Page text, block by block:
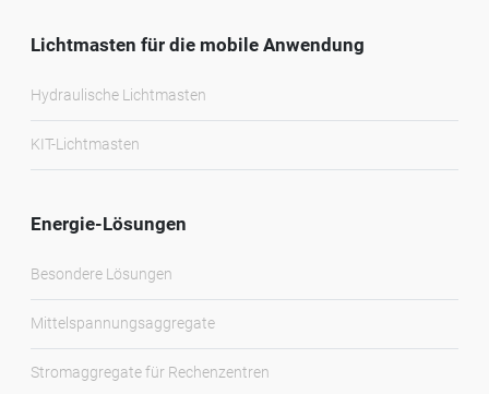
Lichtmasten für die mobile Anwendung
Hydraulische Lichtmasten
KIT-Lichtmasten
Energie-Lösungen
Besondere Lösungen
Mittelspannungsaggregate
Stromaggregate für Rechenzentren